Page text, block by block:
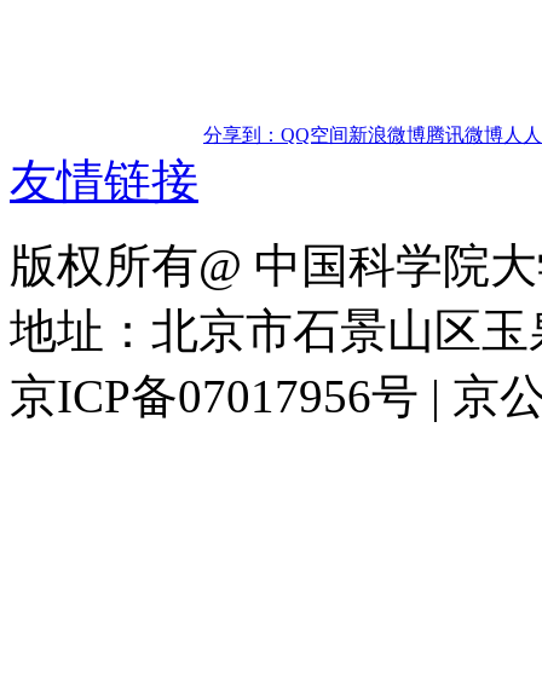
分享到： QQ空间新浪微博腾讯微博人
友情链接
版权所有@ 中国科学院
地址：北京市石景山区
京ICP备07017956号 | 京